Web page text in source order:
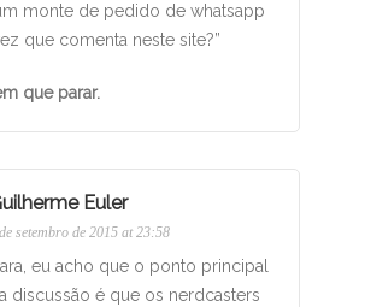
monte de pedido de whatsapp
que comenta neste site?”
que parar.
Euler
setembro de 2015 at 23:58
eu acho que o ponto principal
discussão é que os nerdcasters